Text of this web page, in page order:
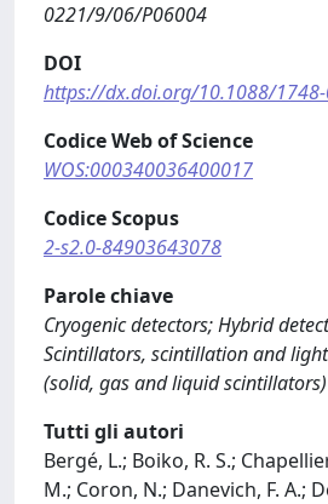
0221/9/06/P06004
DOI
https://dx.doi.org/10.1088/
Codice Web of Science
WOS:000340036400017
Codice Scopus
2-s2.0-84903643078
Parole chiave
Cryogenic detectors; Hybrid
Scintillators, scintillation and
(solid, gas and liquid scintillators)
Tutti gli autori
Bergé, L.; Boiko, R. S.;
M.; Coron, N.; Danevich, F. A.;